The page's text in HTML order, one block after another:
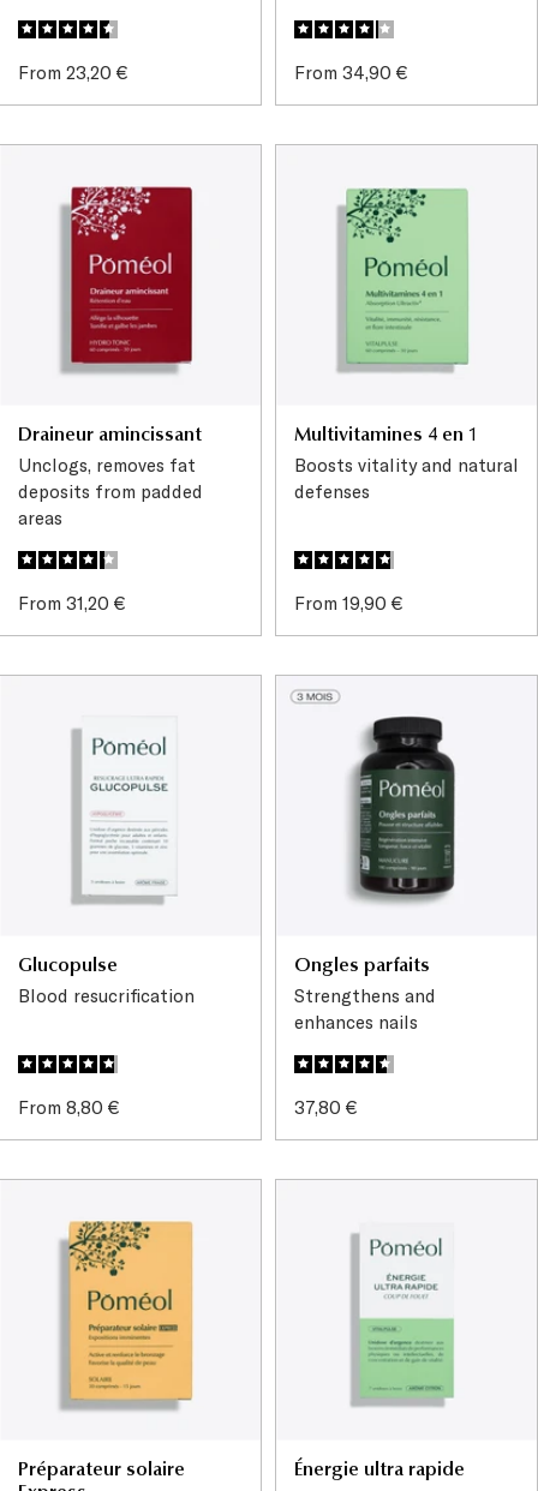
Sale
From 23,20 €
Sale
From 34,90 €
Draineur amincissant
Unclogs, removes fat
deposits from padded
areas
Sale
From 31,20 €
Multivitamines 4 en 1
Boosts vitality and natural
defenses
Sale
From 19,90 €
Glucopulse
Blood resucrification
Sale
From 8,80 €
Ongles parfaits
Strengthens and
enhances nails
Sale
37,80 €
Préparateur solaire
Énergie ultra rapide